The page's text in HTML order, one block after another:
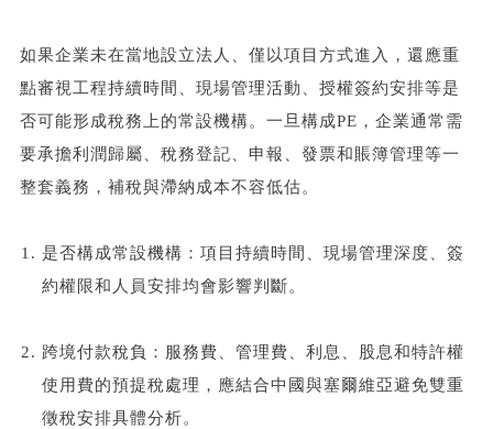
如果企業未在當地設立法人、僅以項目方式進入，還應重
點審視工程持續時間、現場管理活動、授權簽約安排等是
否可能形成稅務上的常設機構。一旦構成PE，企業通常需
要承擔利潤歸屬、稅務登記、申報、發票和賬簿管理等一
整套義務，補稅與滯納成本不容低估。
是否構成常設機構：項目持續時間、現場管理深度、簽
約權限和人員安排均會影響判斷。
跨境付款稅負：服務費、管理費、利息、股息和特許權
使用費的預提稅處理，應結合中國與塞爾維亞避免雙重
徵稅安排具體分析。